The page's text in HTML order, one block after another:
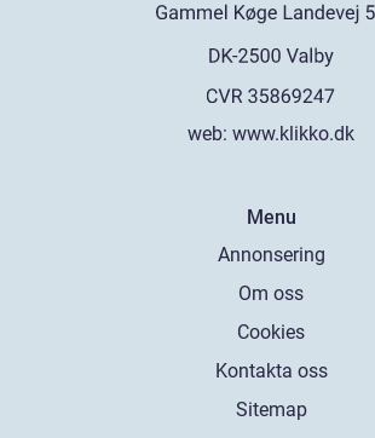
web: www.klikko.dk
Menu
Annonsering
Om oss
Cookies
Kontakta oss
Sitemap